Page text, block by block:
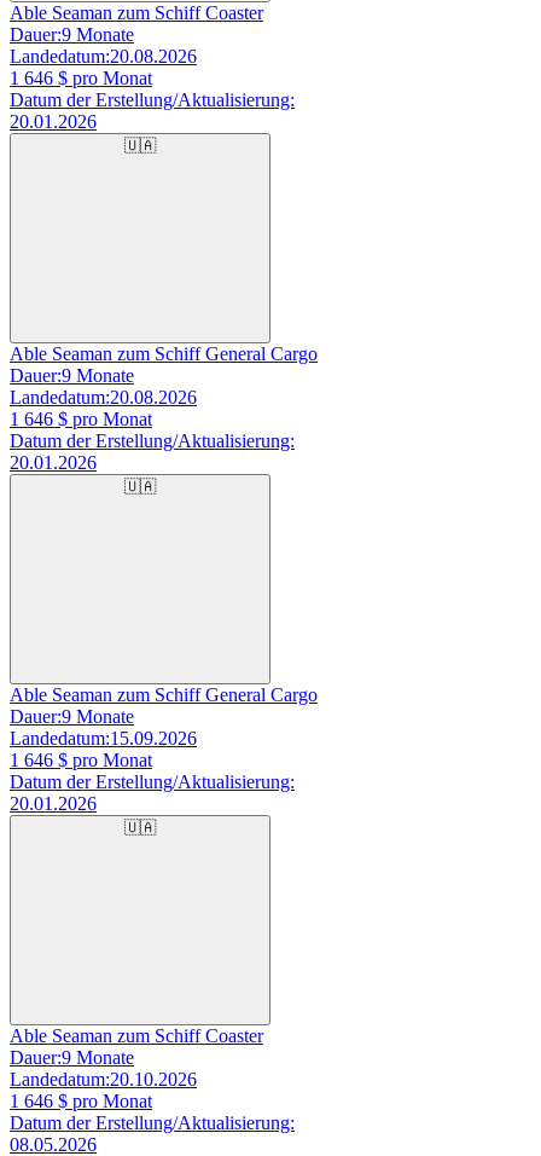
Able Seaman zum Schiff Coaster
Dauer:9 Monate
Landedatum:20.08.2026
1 646 $ pro Monat
Datum der Erstellung/Aktualisierung:
20.01.2026
🇺🇦
Able Seaman zum Schiff General Cargo
Dauer:9 Monate
Landedatum:20.08.2026
1 646 $ pro Monat
Datum der Erstellung/Aktualisierung:
20.01.2026
🇺🇦
Able Seaman zum Schiff General Cargo
Dauer:9 Monate
Landedatum:15.09.2026
1 646 $ pro Monat
Datum der Erstellung/Aktualisierung:
20.01.2026
🇺🇦
Able Seaman zum Schiff Coaster
Dauer:9 Monate
Landedatum:20.10.2026
1 646 $ pro Monat
Datum der Erstellung/Aktualisierung:
08.05.2026